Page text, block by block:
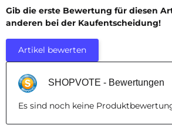
Gib die erste Bewertung für diesen
anderen bei der Kaufentscheidung!
Artikel bewerten
SHOPVOTE - Bewertungen
Es sind noch keine